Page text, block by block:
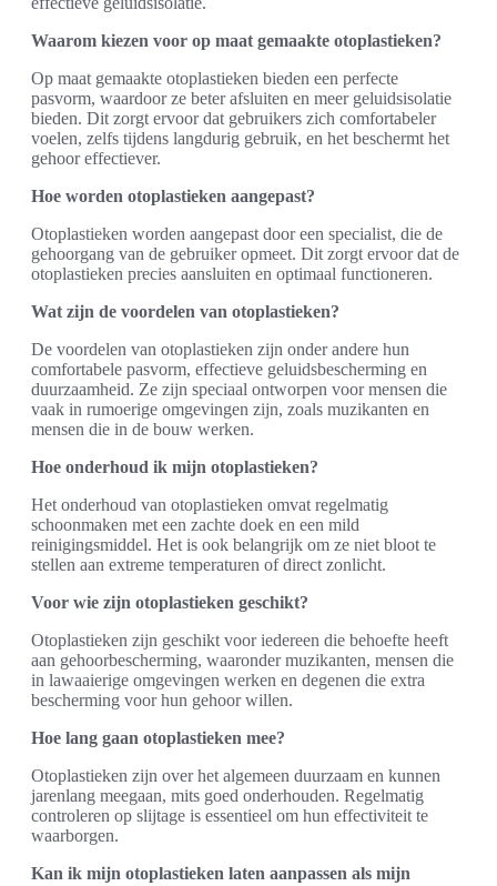
Waarom kiezen voor op maat gemaakte otoplastieken?
Op maat gemaakte otoplastieken bieden een perfecte
pasvorm, waardoor ze beter afsluiten en meer geluidsisolatie
bieden. Dit zorgt ervoor dat gebruikers zich comfortabeler
voelen, zelfs tijdens langdurig gebruik, en het beschermt het
gehoor effectiever.
Hoe worden otoplastieken aangepast?
Otoplastieken worden aangepast door een specialist, die de
gehoorgang van de gebruiker opmeet. Dit zorgt ervoor dat de
otoplastieken precies aansluiten en optimaal functioneren.
Wat zijn de voordelen van otoplastieken?
De voordelen van otoplastieken zijn onder andere hun
comfortabele pasvorm, effectieve geluidsbescherming en
duurzaamheid. Ze zijn speciaal ontworpen voor mensen die
vaak in rumoerige omgevingen zijn, zoals muzikanten en
mensen die in de bouw werken.
Hoe onderhoud ik mijn otoplastieken?
Het onderhoud van otoplastieken omvat regelmatig
schoonmaken met een zachte doek en een mild
reinigingsmiddel. Het is ook belangrijk om ze niet bloot te
stellen aan extreme temperaturen of direct zonlicht.
Voor wie zijn otoplastieken geschikt?
Otoplastieken zijn geschikt voor iedereen die behoefte heeft
aan gehoorbescherming, waaronder muzikanten, mensen die
in lawaaierige omgevingen werken en degenen die extra
bescherming voor hun gehoor willen.
Hoe lang gaan otoplastieken mee?
Otoplastieken zijn over het algemeen duurzaam en kunnen
jarenlang meegaan, mits goed onderhouden. Regelmatig
controleren op slijtage is essentieel om hun effectiviteit te
waarborgen.
Kan ik mijn otoplastieken laten aanpassen als mijn